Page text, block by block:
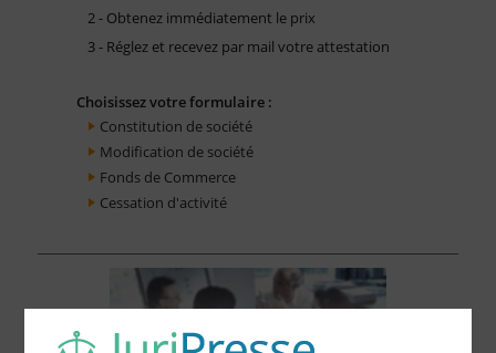
2 - Obtenez immédiatement le prix
3 - Réglez et recevez par mail votre attestation
Choisissez votre formulaire :
Constitution de société
Modification de société
Fonds de Commerce
Cessation d'activité